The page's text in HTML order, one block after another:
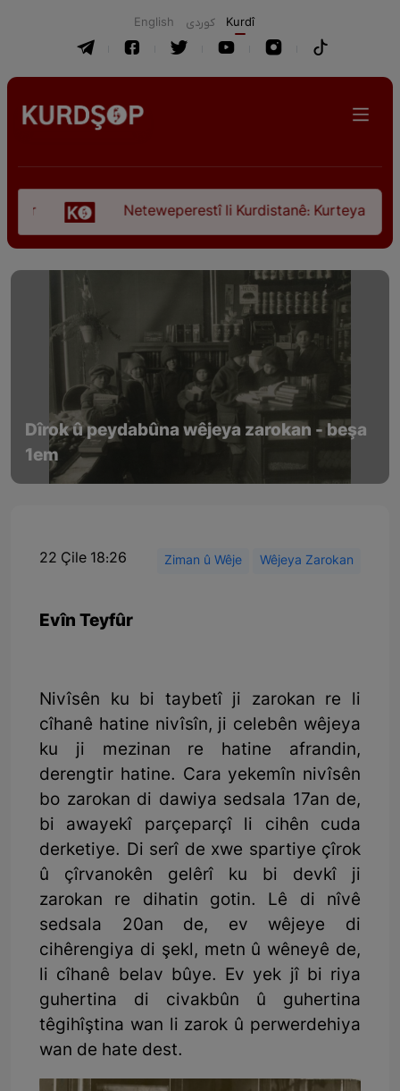
English كوردی Kurdî
Neteweperestî li Kurdistanê: Kurteya pêşveçûna
Dîrok û peydabûna wêjeya zarokan - beşa
1em
22 Çile 18:26 Ziman û Wêje Wêjeya Zarokan
Evîn Teyfûr
Nivîsên ku bi taybetî ji zarokan re li
cîhanê hatine nivîsîn, ji celebên wêjeya
ku ji mezinan re hatine afrandin,
derengtir hatine. Cara yekemîn nivîsên
bo zarokan di dawiya sedsala 17an de,
bi awayekî parçeparçî li cihên cuda
derketiye. Di serî de xwe spartiye çîrok
û çîrvanokên gelêrî ku bi devkî ji
zarokan re dihatin gotin. Lê di nîvê
sedsala 20an de, ev wêjeye di
cihêrengiya di şekl, metn û wêneyê de,
li cîhanê belav bûye. Ev yek jî bi riya
guhertina di civakbûn û guhertina
têgihîştina wan li zarok û perwerdehiya
wan de hate dest.